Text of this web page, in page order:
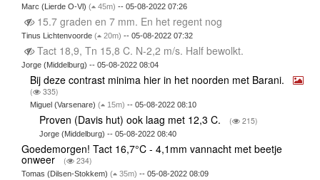
Marc (Lierde O-Vl) ( 45m) -- 05-08-2022 07:26
15.7 graden en 7 mm. En het regent nog
Tinus Lichtenvoorde ( 20m) -- 05-08-2022 07:32
Tact 18,9, Tn 15,8 C. N-2,2 m/s. Half bewolkt.
Jorge (Middelburg) -- 05-08-2022 08:04
Bij deze contrast minima hier in het noorden met Barani.
( 335)
Miguel (Varsenare)( 15m) -- 05-08-2022 08:10
Proven (Davis hut) ook laag met 12,3 C. ( 215)
Jorge (Middelburg) -- 05-08-2022 08:40
Goedemorgen! Tact 16,7°C - 4,1mm vannacht met beetje
onweer ( 234)
Tomas (Dilsen-Stokkem) ( 35m) -- 05-08-2022 08:09